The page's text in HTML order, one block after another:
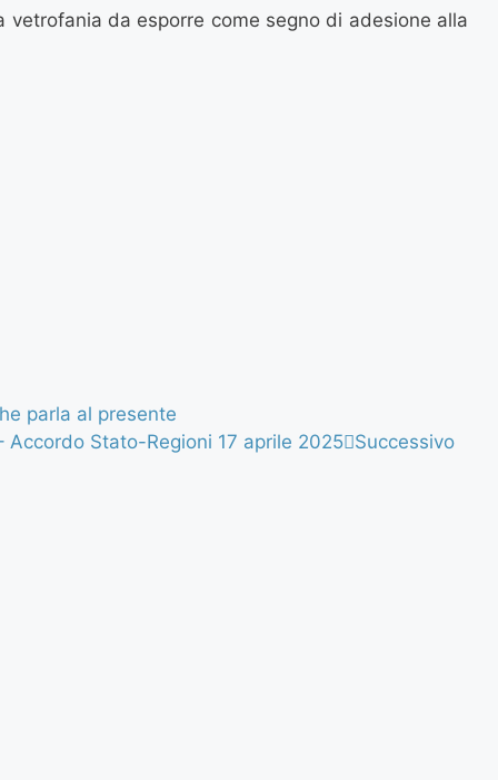
da esporre come segno di adesione alla
parla al presente
Stato-Regioni 17 aprile 2025 Successivo